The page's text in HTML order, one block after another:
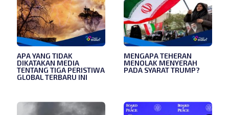
APA YANG TIDAK
DIKATAKAN MEDIA
TENTANG TIGA PERISTIWA
GLOBAL TERBARU INI
MENGAPA TEHERAN
MENOLAK MENYERAH
PADA SYARAT TRUMP?